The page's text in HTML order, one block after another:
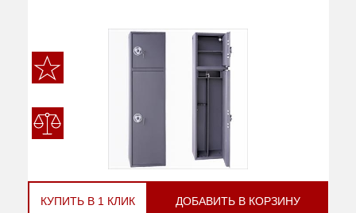
КУПИТЬ В 1 КЛИК ДОБАВИТЬ В КОРЗИНУ